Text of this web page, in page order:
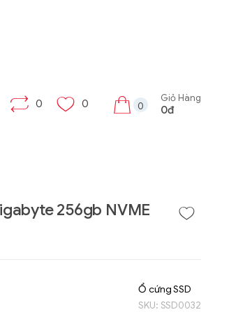
0 0 0
Giỏ Hàng
0đ
256gb NVME
Ổ cứng SSD
SKU: SSD0032